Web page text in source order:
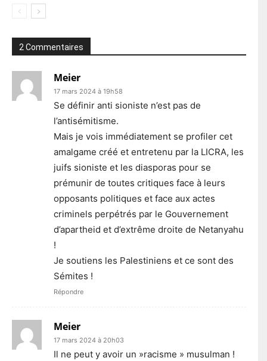
2 Commentaires
Meier
17 mars 2024 à 19h58
Se définir anti sioniste n’est pas de
l’antisémitisme.
Mais je vois immédiatement se profiler cet
amalgame créé et entretenu par la LICRA, les
juifs sioniste et les diasporas pour se
prémunir de toutes critiques face à leurs
opposants politiques et face aux actes
criminels perpétrés par le Gouvernement
d’apartheid et d’extrême droite de Netanyahu
!
Je soutiens les Palestiniens et ce sont des
Sémites !
Répondre
Meier
17 mars 2024 à 20h03
Il ne peut y avoir un »racisme » musulman !